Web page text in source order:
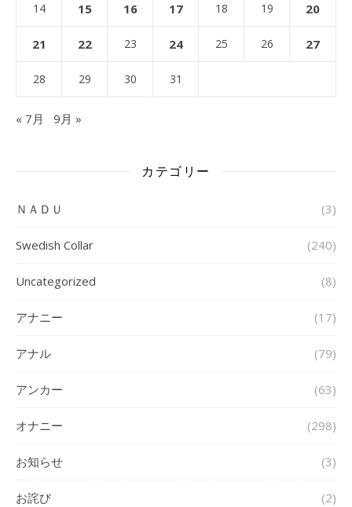
14 15 16 17 18 19 20
21 22 23 24 25 26 27
28 29 30 31
« 7月 9月 »
カテゴリー
ＮＡＤＵ (3)
Swedish Collar (240)
Uncategorized (8)
アナニー (17)
アナル (79)
アンカー (63)
オナニー (298)
お知らせ (3)
お詫び (2)